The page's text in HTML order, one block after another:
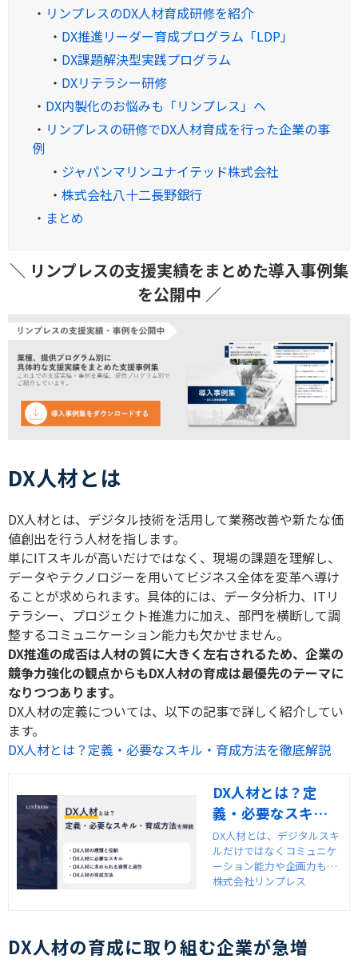
・ リンプレスのDX人材育成研修を紹介
・ DX推進リーダー育成プログラム「LDP」
・ DX課題解決型実践プログラム
・ DXリテラシー研修
・ DX内製化のお悩みも「リンプレス」へ
・ リンプレスの研修でDX人材育成を行った企業の事
例
・ ジャパンマリンユナイテッド株式会社
・ 株式会社八十二長野銀行
・ まとめ
＼ リンプレスの支援実績をまとめた導入事例集
を公開中 ／
DX人材とは
DX人材とは、デジタル技術を活用して業務改善や新たな価
値創出を行う人材を指します。
単にITスキルが高いだけではなく、現場の課題を理解し、
データやテクノロジーを用いてビジネス全体を変革へ導け
ることが求められます。具体的には、データ分析力、 ITリ
テラシー、プロジェクト推進力に加え、部門を横断して調
整するコミュニケーション能力も欠かせません。
DX推進の成否は人材の質に大きく左右されるため、企業の
競争力強化の観点からもDX人材の育成は最優先のテーマに
なりつつあります。
DX人材の定義については、以下の記事で詳しく紹介してい
ます。
DX人材とは？定義・必要なスキル・育成方法を徹底解説
DX人材とは？定
義・必要なスキ
ル・育成方法を徹
底解説
DX人材とは、デジタルスキ
ルだけではなくコミュニケ
ーション能力や企画力も活
かしDXを推進する人材を指
して自社で育成することが
可能です。DX人材に必要な
株式会社リンプレス
DX人材の育成に取り組む企業が急増